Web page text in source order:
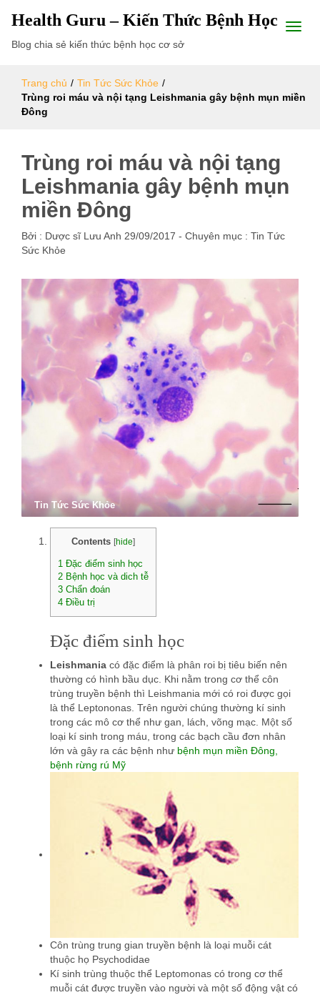
Health Guru – Kiến Thức Bệnh Học
Blog chia sẻ kiến thức bệnh học cơ sở
Trang chủ / Tin Tức Sức Khỏe /
Trùng roi máu và nội tạng Leishmania gây bệnh mụn miền
Đông
Trùng roi máu và nội tạng
Leishmania gây bệnh mụn
miền Đông
Bởi : Dược sĩ Lưu Anh 29/09/2017 - Chuyên mục : Tin Tức
Sức Khỏe
Tin Tức Sức Khỏe
Contents [hide]
1 Đặc điểm sinh học
2 Bệnh học và dich tễ
3 Chẩn đoán
4 Điều trị
Đặc điểm sinh học
Leishmania có đặc điểm là phân roi bị tiêu biến nên
thường có hình bầu dục. Khi nằm trong cơ thể côn
trùng truyền bệnh thì Leishmania mới có roi được gọi
là thể Leptononas. Trên người chúng thường kí sinh
trong các mô cơ thể như gan, lách, võng mạc. Một số
loại kí sinh trong máu, trong các bạch cầu đơn nhân
lớn và gây ra các bệnh như bệnh mụn miền Đông,
bệnh rừng rú Mỹ
Côn trùng trung gian truyền bệnh là loại muỗi cát
thuộc họ Psychodidae
Kí sinh trùng thuộc thể Leptomonas có trong cơ thể
muỗi cát được truyền vào người và một số động vật có